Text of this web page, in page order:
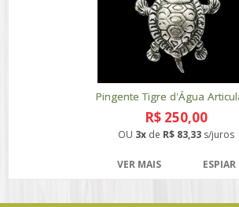
Pingente Tigre d'Água
R$ 250,00
OU 3x de R$ 83,33 s/juros
VER MAIS ESPIAR